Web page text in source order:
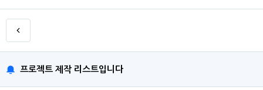
프로젝트 제작 리스트입니다